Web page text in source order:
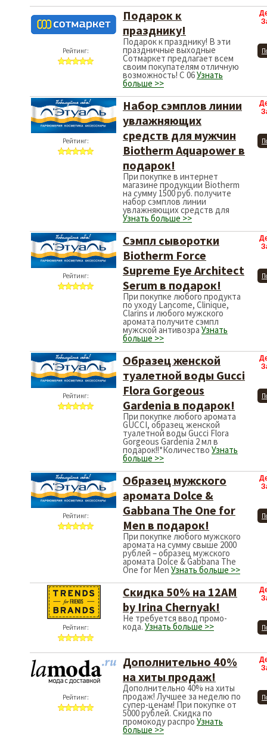
Рейтинг:
Подарок к
празднику!
Подарок к празднику! В эти
праздничные выходные
Сотмаркет предлагает всем
своим покупателям отличную
возможность! С 06Узнать
больше >>
Рейтинг:
Набор сэмплов линии
увлажняющих
средств для мужчин
Biotherm Aquapower в
подарок!
При покупке в интернет
магазине продукции Biotherm
на сумму 1500 руб. получите
набор сэмплов линии
увлажняющих средств для
Узнать больше >>
Рейтинг:
Сэмпл сыворотки
Biotherm Force
Supreme Eye Architect
Serum в подарок!
При покупке любого продукта
по уходу Lancome, Clinique,
Clarins и любого мужского
аромата получите сэмпл
мужской антивозра Узнать
больше >>
Рейтинг:
Образец женской
туалетной воды Gucci
Flora Gorgeous
Gardenia в подарок!
При покупке любого аромата
GUCCI, образец женской
туалетной воды Gucci Flora
Gorgeous Gardenia 2 мл в
подарок!!*Количество Узнать
больше >>
Рейтинг:
Образец мужского
аромата Dolce &
Gabbana The One for
Men в подарок!
При покупке любого мужского
аромата на сумму свыше 2000
рублей – образец мужского
аромата Dolce & Gabbana The
One for Men Узнать больше >>
Рейтинг:
Скидка 50% на 12AM
by Irina Chernyak!
Не требуется ввод промо-
кода. Узнать больше >>
Рейтинг:
Дополнительно 40%
на хиты продаж!
Дополнительно 40% на хиты
продаж! Лучшее за неделю по
супер-ценам! При покупке от
5000 рублей. Скидка по
промокоду распро Узнать
больше >>